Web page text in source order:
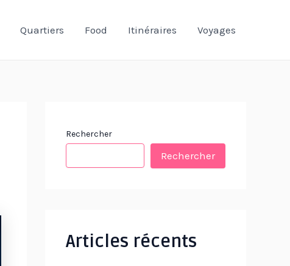
Quartiers Food Itinéraires Voyages
Rechercher
Rechercher
Articles récents